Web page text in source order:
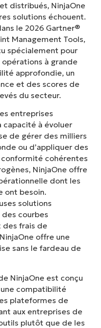
distribués, NinjaOne
solutions échouent.
le 2026 Gartner®
Management Tools,
spécialement pour
à grande
approfondie, un
et des scores de
du secteur.
entreprises
capacité à évoluer
de gérer des milliers
ou d’appliquer des
cohérentes
NinjaOne offre
dont les
ont besoin.
solutions
courbes
des frais de
offre une
sans le fardeau de
NinjaOne est conçu
compatibilité
plateformes de
aux entreprises de
plutôt que de les